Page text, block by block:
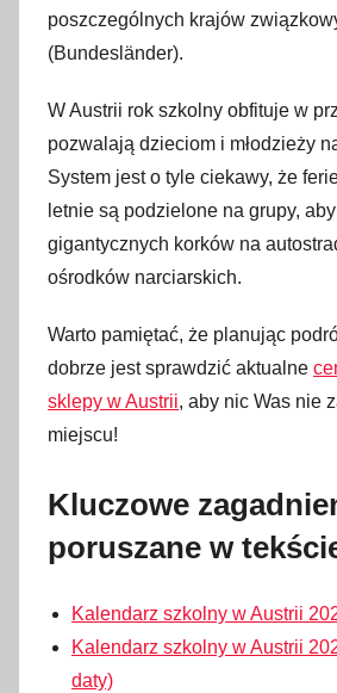
n
o
9
l
u
g
o
6
poszczególnych krajów
(Bundesländer).
W Austrii rok szkolny obfituje w
pozwalają dzieciom i młodzieży
System jest o tyle ciekawy, że
letnie są podzielone na grupy,
gigantycznych korków na
ośrodków narciarskich.
Warto pamiętać, że planując
dobrze jest sprawdzić aktualne
sklepy w Austrii, aby nic Was nie
miejscu!
Kluczowe
poruszane w
Kalendarz szkolny w Austrii
Kalendarz szkolny w Austrii
daty)